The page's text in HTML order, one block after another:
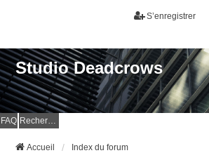
S’enregistrer
Studio Deadcrows
FAQ Rechercher
Accueil Index du forum